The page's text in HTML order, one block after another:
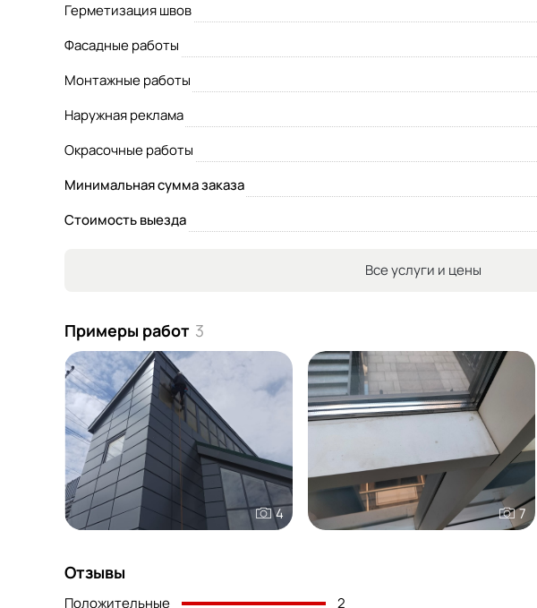
Герметизация швов
Фасадные работы
Монтажные работы
Наружная реклама
Окрасочные работы
Минимальная сумма заказа
Стоимость выезда
Все услуги и цены
Примеры работ 3
4 7
Отзывы
Положительные
2